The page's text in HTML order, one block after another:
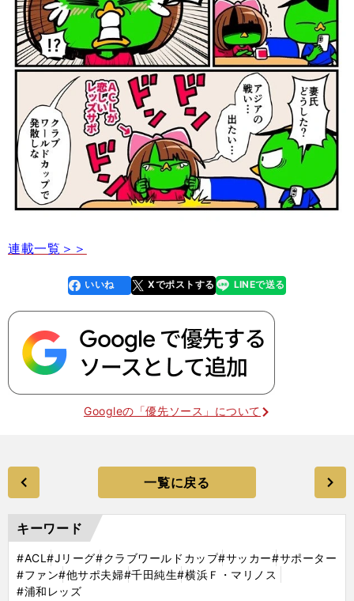
連載一覧＞＞
faceboo
k
いいね Xでポストする
line LINEで送る
Googleの「優先ソース」について
一覧に戻る
キーワード
#ACL#Jリーグ#クラブワールドカップ#サッカー#サポーター
#ファン#他サポ夫婦#千田純生#横浜Ｆ・マリノス
#浦和レッズ